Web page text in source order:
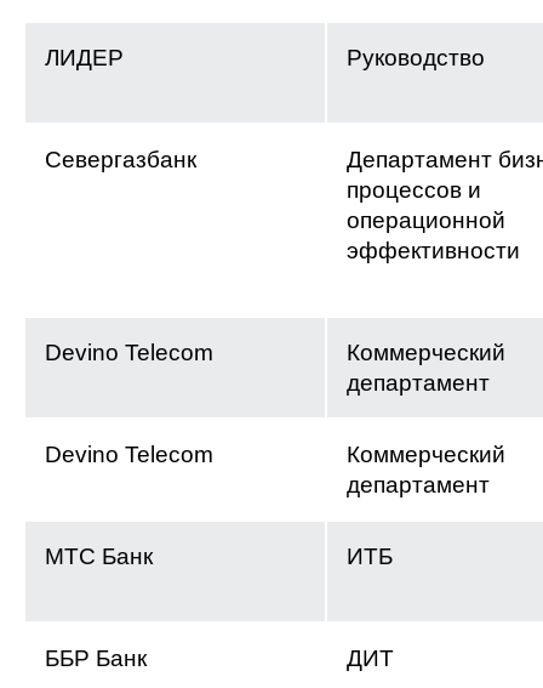
ЛИДЕР Руководство
Севергазбанк
Департамент
процессов и
операционной
эффективности
Devino Telecom
Коммерческий
департамент
Devino Telecom
Коммерческий
департамент
МТС Банк ИТБ
ББР Банк ДИТ